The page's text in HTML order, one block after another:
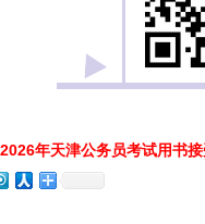
年天津公务员考试用书